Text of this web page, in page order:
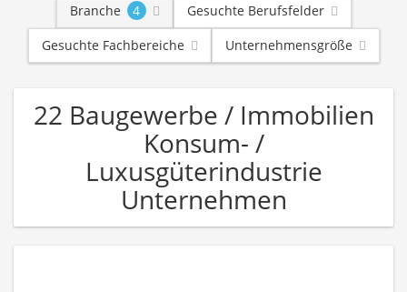
Branche 4
Gesuchte Berufsfelder
Gesuchte Fachbereiche
Unternehmensgröße
22 Baugewerbe / Immobilien
Konsum- /
Luxusgüterindustrie
Unternehmen